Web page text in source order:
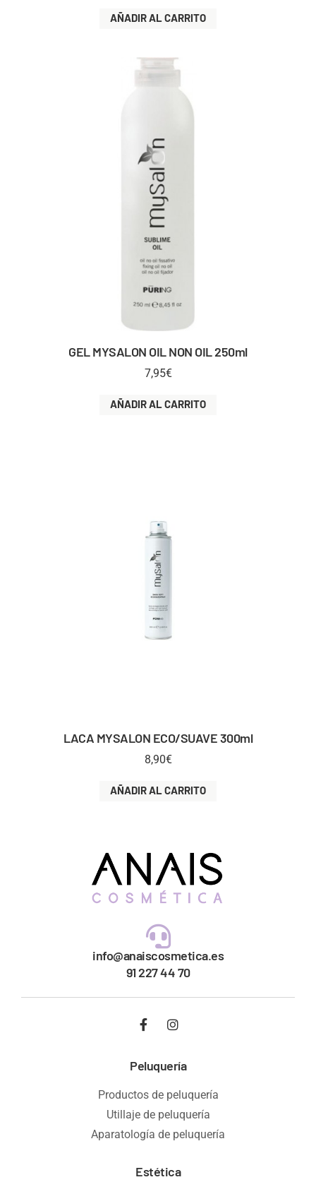
AÑADIR AL CARRITO
GEL MYSALON OIL NON OIL 250ml
7,95€
AÑADIR AL CARRITO
LACA MYSALON ECO/SUAVE 300ml
8,90€
AÑADIR AL CARRITO
info@anaiscosmetica.es
91 227 44 70
Peluquería
Productos de peluquería
Utillaje de peluquería
Aparatología de peluquería
Estética